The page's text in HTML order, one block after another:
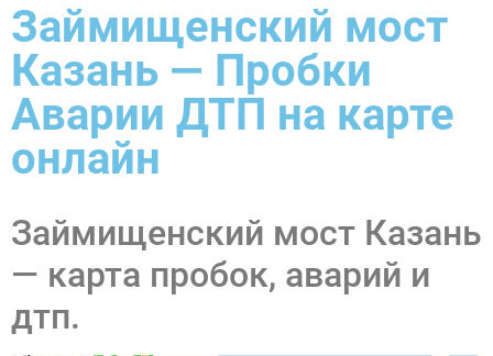
Займищенский мост
Казань — Пробки
Аварии ДТП на карте
онлайн
Займищенский мост Казань
— карта пробок, аварий и
дтп.